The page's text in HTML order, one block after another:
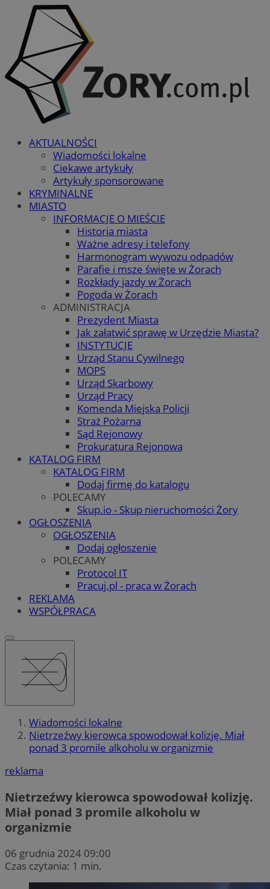
AKTUALNOŚCI
Wiadomości lokalne
Ciekawe artykuły
Artykuły sponsorowane
KRYMINALNE
MIASTO
INFORMACJE O MIEŚCIE
Historia miasta
Ważne adresy i telefony
Harmonogram wywozu odpadów
Parafie i msze święte w Żorach
Rozkłady jazdy w Żorach
Pogoda w Żorach
ADMINISTRACJA
Prezydent Miasta
Jak załatwić sprawę w Urzędzie Miasta?
INSTYTUCJE
Urząd Stanu Cywilnego
MOPS
Urząd Skarbowy
Urząd Pracy
Komenda Miejska Policji
Straż Pożarna
Sąd Rejonowy
Prokuratura Rejonowa
KATALOG FIRM
KATALOG FIRM
Dodaj firmę do katalogu
POLECAMY
Skup.io - Skup nieruchomości Żory
OGŁOSZENIA
OGŁOSZENIA
Dodaj ogłoszenie
POLECAMY
Protocol IT
Pracuj.pl - praca w Żorach
REKLAMA
WSPÓŁPRACA
Wiadomości lokalne
Nietrzeźwy kierowca spowodował kolizję. Miał
ponad 3 promile alkoholu w organizmie
reklama
Nietrzeźwy kierowca spowodował kolizję.
Miał ponad 3 promile alkoholu w
organizmie
06 grudnia 2024 09:00
Czas czytania: 1 min.